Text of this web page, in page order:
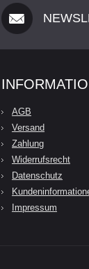
AGB
Versand
Zahlung
Widerrufsrecht
Datenschutz
Impressum